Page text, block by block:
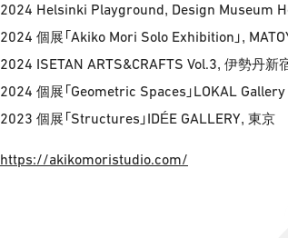
2024 Helsinki Playground, Design Museum
2024 個展「Akiko Mori Solo Exhibition 」,
2024 ISETAN ARTS&CRAFTS Vol.3, 伊勢丹新
2024 個展「 Geometric Spaces 」LOKAL
2023 個展「 Structures 」IDÉE GALLERY, 東京
https://akikomoristudio.com/